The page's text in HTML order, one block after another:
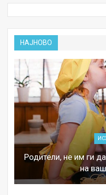
НАЈНОВО
Родители, не им ги
на